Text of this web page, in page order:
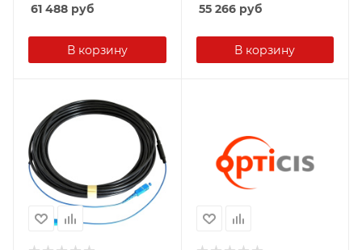
61 488 руб
В корзину
55 266руб
В корзину